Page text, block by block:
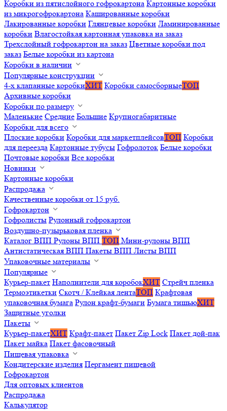
Коробки из пятислойного гофрокартона Картонные коробки
из микрогофрокартона Кашированные коробки
Лакированные коробки Глянцевые коробки Ламинированные
коробки Влагостойкая картонная упаковка на заказ
Трехслойный гофрокартон на заказ Цветные коробки под
заказ Белые коробки из картона
Коробки в наличии
Популярные конструкции
4-х клапанные коробкиХИТ Коробки самосборныеТОП
Архивные коробки
Коробки по размеру
Маленькие Средние Большие Крупногабаритные
Коробки для всего
Плоские коробки Коробки для маркетплейсовТОП Коробки
для переезда Картонные тубусы Гофролоток Белые коробки
Почтовые коробки Все коробки
Новинки
Картонные коробки
Распродажа
Качественные коробки от 15 руб.
Гофрокартон
Гофролисты Рулонный гофрокартон
Воздушно-пузырьковая пленка
Каталог ВПП Рулоны ВПП ТОП Мини-рулоны ВПП
Антистатическая ВПП Пакеты ВПП Листы ВПП
Упаковочные материалы
Популярные
Курьер-пакет Наполнители для коробокХИТ Стрейч пленка
Термоэтикетки Скотч / Клейкая лентаТОП Крафтовая
упаковочная бумага Рулон крафт-бумаги Бумага тишьюХИТ
Защитные уголки
Пакеты
Курьер-пакетХИТ Крафт-пакет Пакет Zip Lock Пакет дой-пак
Пакет майка Пакет фасовочный
Пищевая упаковка
Кондитерские изделия Пергамент пищевой
Гофрокартон
Для оптовых клиентов
Распродажа
Калькулятор